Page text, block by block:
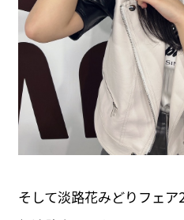
そして淡路花みどりフェア